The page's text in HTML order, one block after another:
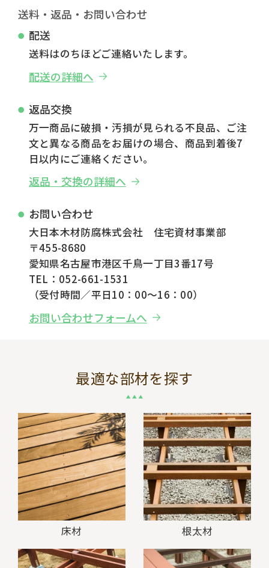
送料・返品・お問い合わせ
配送
送料はのちほどご連絡いたします。
配送の詳細へ
返品交換
万一商品に破損・汚損が見られる不良品、ご注
文と異なる商品をお届けの場合、商品到着後7
日以内にご連絡ください。
返品・交換の詳細へ
お問い合わせ
大日本木材防腐株式会社 住宅資材事業部
〒455-8680
愛知県名古屋市港区千鳥一丁目3番17号
TEL：052-661-1531
（受付時間／平日10：00～16：00）
お問い合わせフォームへ
最適な部材を探す
床材 根太材